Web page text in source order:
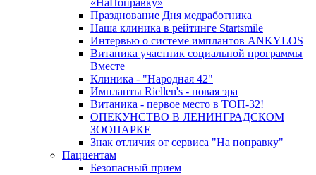
«НаПоправку»
Празднование Дня медработника
Наша клиника в рейтинге Startsmile
Интервью о системе имплантов ANKYLOS
Витаника участник социальной программы
Вместе
Клиника - "Народная 42"
Импланты Riellen's - новая эра
Витаника - первое место в ТОП-32!
ОПЕКУНСТВО В ЛЕНИНГРАДСКОМ
ЗООПАРКЕ
Знак отличия от сервиса "На поправку"
Пациентам
Безопасный прием